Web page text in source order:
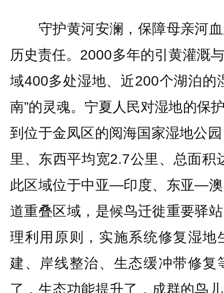
守护黄河安澜，保障母亲河血
历史责任。2000多年的引黄灌溉
域400多处湿地、近200个湖泊的
南”的灵魂。宁夏人民对湿地的保
到位于金凤区的阅海国家湿地公
里、东西平均宽2.7公里、总面积
此区域位于中亚—印度、东亚—
道重叠区域，是候鸟迁徙重要驿
理利用原则，实施系统修复湿地
建、岸线整治、生态缓冲带修复
了，生态功能提升了，成群的鸟